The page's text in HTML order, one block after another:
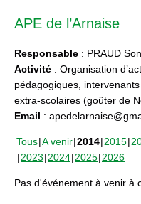
APE de l’Arnaise
Responsable : PRAUD
Activité : Organisation
pédagogiques,
extra-scolaires (goûter de
Email :
Tous A venir 2014 2015
2023 2024 2025 2026
Pas d'événement à venir à